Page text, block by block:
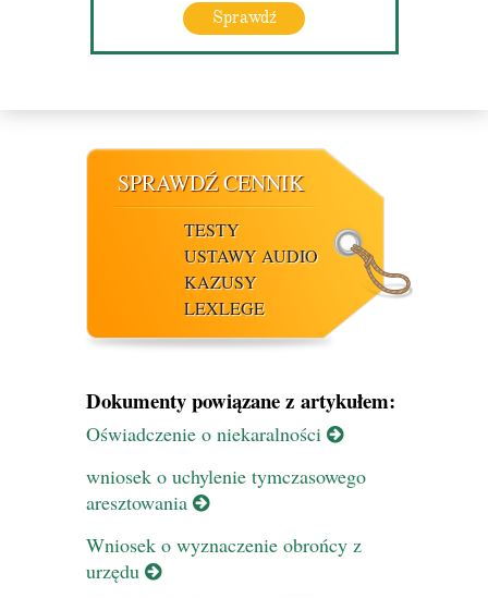
Sprawdź
SPRAWDŹ CENNIK
TESTY
USTAWY AUDIO
KAZUSY
LEXLEGE
Dokumenty powiązane z artykułem:
Oświadczenie o niekaralności
wniosek o uchylenie tymczasowego
aresztowania
Wniosek o wyznaczenie obrońcy z
urzędu